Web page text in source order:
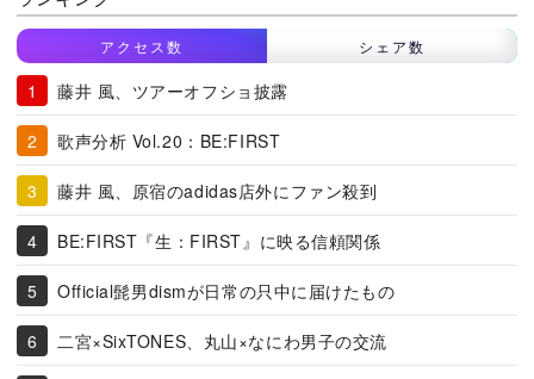
アクセス数 シェア数
藤井 風、ツアーオフショ披露
歌声分析 Vol.20：BE:FIRST
藤井 風、原宿のadidas店外にファン殺到
BE:FIRST『生：FIRST』に映る信頼関係
Official髭男dismが日常の只中に届けたもの
二宮×SixTONES、丸山×なにわ男子の交流